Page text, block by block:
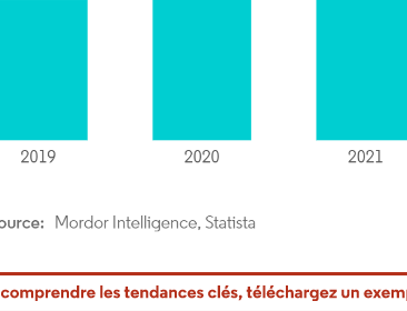
La réutilisation nécessite une attribution sous CC BY 4.0.